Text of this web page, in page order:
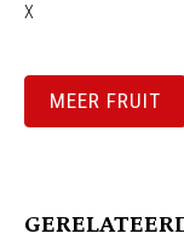
X
MEER FRUIT